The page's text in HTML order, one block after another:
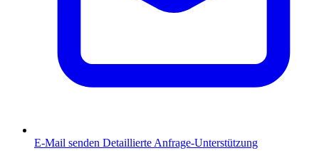
E-Mail senden Detaillierte Anfrage-Unterstützung